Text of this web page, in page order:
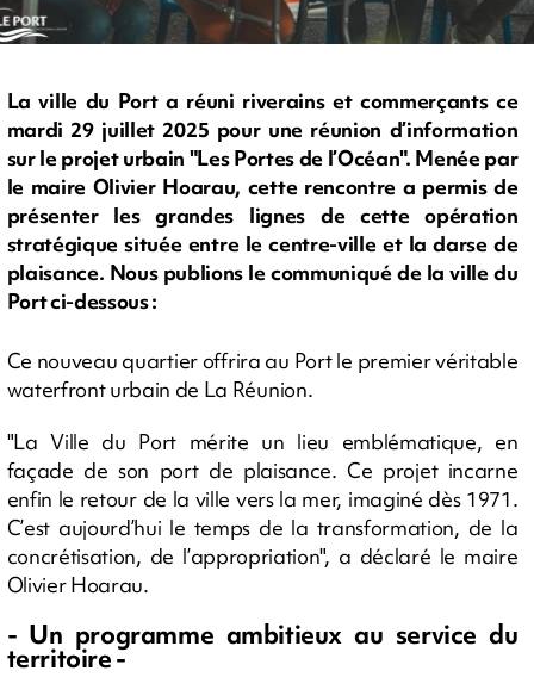
La ville du Port a réuni riverains et commerçants ce
mardi 29 juillet 2025 pour une réunion d’information
sur le projet urbain "Les Portes de l’Océan". Menée par
le maire Olivier Hoarau, cette rencontre a permis de
présenter les grandes lignes de cette opération
stratégique située entre le centre-ville et la darse de
plaisance. Nous publions le communiqué de la ville du
Port ci-dessous :
Ce nouveau quartier offrira au Port le premier véritable
waterfront urbain de La Réunion.
"La Ville du Port mérite un lieu emblématique, en
façade de son port de plaisance. Ce projet incarne
enfin le retour de la ville vers la mer, imaginé dès 1971.
C’est aujourd’hui le temps de la transformation, de la
concrétisation, de l’appropriation", a déclaré le maire
Olivier Hoarau.
- Un programme ambitieux au service du
territoire -